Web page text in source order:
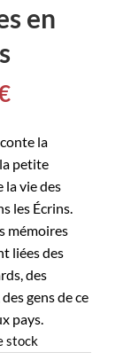
en
la
petite
la vie des
les Écrins.
mémoires
liées des
des
gens de ce
pays.
stock